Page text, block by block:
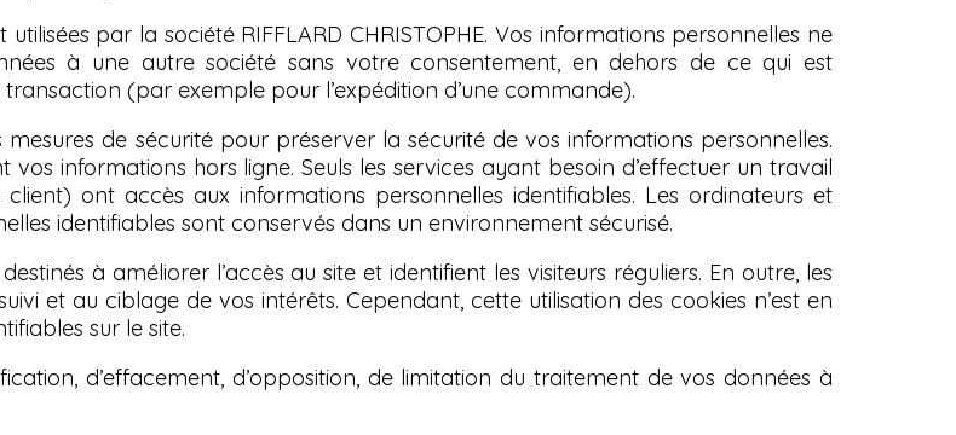
par la société RIFFLARD CHRISTOPHE. Vos informations personnelles ne
à une autre société sans votre consentement, en dehors de ce qui est
(par exemple pour l’expédition d’une commande).
de sécurité pour préserver la sécurité de vos informations personnelles.
vos informations hors ligne. Seuls les services ayant besoin d’effectuer un travail
ont accès aux informations personnelles identifiables. Les ordinateurs et
identifiables sont conservés dans un environnement sécurisé.
à améliorer l’accès au site et identifient les visiteurs réguliers. En outre, les
et au ciblage de vos intérêts. Cependant, cette utilisation des cookies n’est en
sur le site.
d’effacement, d’opposition, de limitation du traitement de vos données à